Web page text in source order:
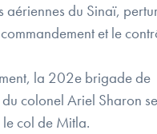
aériennes du Sinaï,
et le
la 202e brigade de
colonel Ariel Sharon se
col de Mitla.